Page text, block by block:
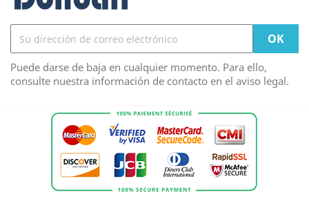
Puede darse de baja en cualquier momento. Para ello,
consulte nuestra información de contacto en el aviso legal.